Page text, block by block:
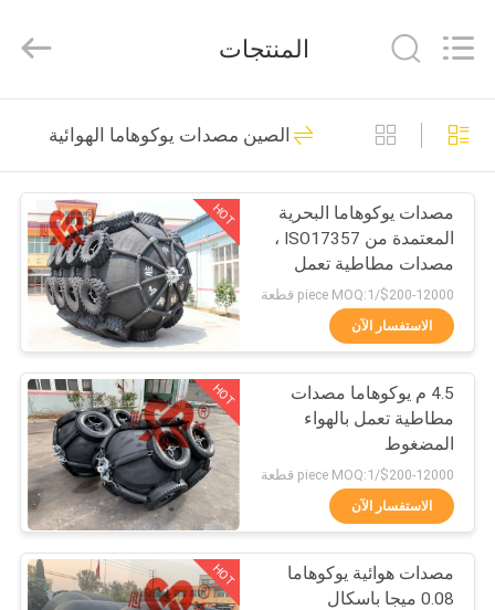
مسكن
منتجات
عرض
الواقع
الافتراضي
معلومات
جولة
في
المعمل
Rubber
Products
All
Reserved.
مصدات بحرية تعمل
بالهواء المضغوط
69
الحاجز الهوائي العائم
27
62
المنتجات
الصين مصدات يوكوهاما الهوائية
HOT
مصدات يوكوهاما البحرية
المعتمدة من ISO17357 ،
مصدات مطاطية تعمل
بالهواء المضغوط
$200-12000/piece MOQ:1 قطعة
الاستفسار الآن
HOT
4.5 م يوكوهاما مصدات
مطاطية تعمل بالهواء
المضغوط
$200-12000/piece MOQ:1 قطعة
الاستفسار الآن
HOT
مصدات هوائية يوكوهاما
0.08 ميجا باسكال